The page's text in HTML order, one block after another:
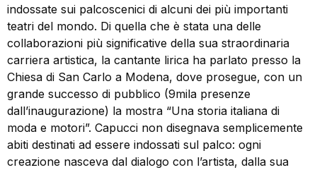
indossate sui palcoscenici di alcuni dei più importanti
teatri del mondo. Di quella che è stata una delle
collaborazioni più significative della sua straordinaria
carriera artistica, la cantante lirica ha parlato presso la
Chiesa di San Carlo a Modena, dove prosegue, con un
grande successo di pubblico (9mila presenze
dall’inaugurazione) la mostra “Una storia italiana di
moda e motori”. Capucci non disegnava semplicemente
abiti destinati ad essere indossati sul palco: ogni
creazione nasceva dal dialogo con l’artista, dalla sua